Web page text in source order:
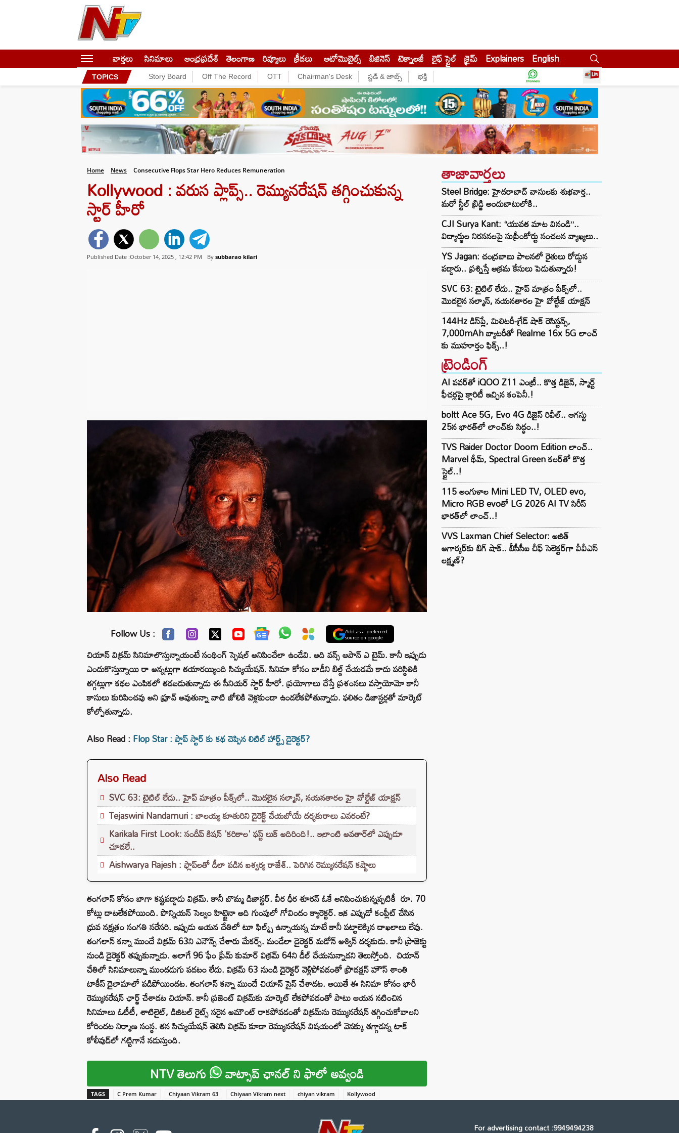
వార్తలు సినిమాలు ఆంధ్రప్రదేశ్ తెలంగాణ రివ్యూలు క్రీడలు ఆటోమొబైల్స్ బిజినెస్‌ టెక్నాలజీ లైఫ్ స్టైల్ క్రైమ్ Explainers English
TOPICS Story Board Off The Record OTT Chairman's Desk స్టడీ & జాబ్స్ భక్తి
Home News Consecutive Flops Star Hero Reduces Remuneration
Kollywood : వరుస ప్లాప్స్.. రెమ్యునరేషన్ తగ్గించుకున్న
స్టార్ హీరో
Published Date :October 14, 2025 , 12:42 PM By subbarao kilari
Follow Us : Add as a preferred
source on google
చియాన్ విక్రమ్ సినిమాలొస్తున్నాయంటే సంథింగ్ స్పెషల్ అనిపించేలా ఉండేవి. అది వన్స్ ఆపాన్ ఎ టైమ్. కానీ ఇప్పుడు
ఎందుకొస్తున్నాయి రా అన్నట్లుగా తయారయ్యింది సిచ్యుయేషన్. సినిమా కోసం బాడీని బిల్డ్ చేయడమే కాదు పరిస్థితికి
తగ్గట్లుగా కథల ఎంపికలో తడబడుతున్నాడు ఈ సీనియర్ స్టార్ హీరో. ప్రయోగాలు చేస్తే ప్రశంసలు వస్తాయోమో కానీ
కాసులు కురిపించవు అని ఫ్రూవ్ అవుతున్నా వాటి జోలికి వెళ్లకుండా ఉండలేకపోతున్నాడు. ఫలితం డిజాస్టర్లతో మార్కెట్
కోల్పోతున్నాడు.
Also Read : Flop Star : ప్లాప్ స్టార్ కు కథ చెప్పిన లిటిల్ హార్ట్స్ డైరెక్టర్?
Also Read
SVC 63: టైటిల్ లేదు.. హైప్ మాత్రం పీక్స్‌లో.. మొదలైన సల్మాన్, నయనతారల హై వోల్టేజ్ యాక్షన్
Tejaswini Nandamuri : బాలయ్య కూతురిని డైరెక్ట్ చేయబోయే దర్శకురాలు ఎవరంటే?
Karikala First Look: సందీప్ కిషన్ 'కరికాల' ఫస్ట్ లుక్ అదిరింది!.. ఇలాంటి అవతార్‌లో ఎప్పుడూ
చూడలే..
Aishwarya Rajesh : ఫ్లాప్‌లతో డీలా పడిన ఐశ్వర్య రాజేశ్.. పెరిగిన రెమ్యునరేషన్‌ కష్టాలు
తంగలాన్ కోసం బాగా కష్టపడ్డాడు విక్రమ్. కానీ బొమ్మ డిజాస్టర్. వీర ధీర శూరన్ ఓకే అనిపించుకున్నప్పటికీ రూ. 70
కోట్లు దాటలేకపోయింది. పొన్నియన్ సెల్వం హిట్టైనా అది గుంపులో గోవిందం క్యారెక్టర్. ఇక ఎప్పుడో కంప్లీట్ చేసిన
ధ్రువ నక్షత్రం సంగతి సరేసరి. ఇప్పుడు ఆయన చేతిలో టూ ఫిల్మ్స్ ఉన్నాయన్న మాటే కానీ పట్టాలెక్కిన దాఖలాలు లేవు.
తంగలాన్ కన్నా ముందే విక్రమ్ 63ని ఎనౌన్స్ చేశారు మేకర్స్. మండేలా డైరెక్టర్ మడోన్ అశ్విన్ దర్శకుడు. కానీ ప్రాజెక్టు
నుండి డైరెక్టర్ తప్పుకున్నాడు. అలాగే 96 ఫేం ప్రేమ్ కుమార్ విక్రమ్ 64ని డీల్ చేయనున్నాడని తెలుస్తోంది. చియాన్
చేతిలో సినిమాలున్నా ముందడుగు పడటం లేదు. విక్రమ్ 63 నుండి డైరెక్టర్ వెళ్లిపోవడంతో ప్రొడక్షన్ హౌస్ శాంతి
టాకీస్ డైలామాలో పడిపోయిందట. తంగలాన్ కన్నా ముందే చియాన్ సైన్ చేశాడట. అయితే ఈ సినిమా కోసం భారీ
రెమ్యునరేషన్ ఛార్జ్ చేశాడట చియాన్. కానీ ప్రజెంట్ విక్రమ్‌కు మార్కెట్ లేకపోవడంతో పాటు ఆయన నటించిన
సినిమాలు ఓటీటీ, శాటిలైట్, డిజిటల్ రైట్స్ సరైన అమౌంట్ రాకపోవడంతో విక్రమ్‌ను రెమ్యునరేషన్ తగ్గించుకోవాలని
కోరిందట నిర్మాణ సంస్థ. తన సిచ్యుయేషన్ తెలిసి విక్రమ్ కూడా రెమ్యునరేషన్ విషయంలో వెనక్కు తగ్గాడన్న టాక్
కోలీవుడ్‌లో గట్టిగానే నడుస్తుంది.
NTV తెలుగు వాట్సాప్ ఛానల్ ని ఫాలో అవ్వండి
TAGS C Prem Kumar Chiyaan Vikram 63 Chiyaan Vikram next chiyan vikram Kollywood
తాజావార్తలు
Steel Bridge: హైదరాబాద్ వాసులకు శుభవార్త..
మరో స్టీల్ బ్రిడ్జి అందుబాటులోకి..
CJI Surya Kant: “యువత మాట వినండి”..
విద్యార్థుల నిరసనలపై సుప్రీంకోర్టు సంచలన వ్యాఖ్యలు..
YS Jagan: చంద్రబాబు పాలనలో రైతులు రోడ్డున
పడ్డారు.. ప్రశ్నిస్తే అక్రమ కేసులు పెడుతున్నారు!
SVC 63: టైటిల్ లేదు.. హైప్ మాత్రం పీక్స్‌లో..
మొదలైన సల్మాన్, నయనతారల హై వోల్టేజ్ యాక్షన్
144Hz డిస్‌ప్లే, మిలిటరీ-గ్రేడ్ షాక్ రెసిస్టన్స్,
7,000mAh బ్యాటరీతో Realme 16x 5G లాంచ్
కు ముహూర్తం ఫిక్స్..!
ట్రెండింగ్‌
AI పవర్‌తో iQOO Z11 ఎంట్రీ.. కొత్త డిజైన్, స్మార్ట్
ఫీచర్లపై క్లారిటీ ఇచ్చిన కంపెనీ.!
boltt Ace 5G, Evo 4G డిజైన్ రివీల్.. ఆగస్టు
25న భారత్‌లో లాంచ్‌కు సిద్ధం..!
TVS Raider Doctor Doom Edition లాంచ్..
Marvel థీమ్, Spectral Green కలర్‌తో కొత్త
స్టైల్..!
115 అంగుళాల Mini LED TV, OLED evo,
Micro RGB evoతో LG 2026 AI TV సిరీస్
భారత్‌లో లాంచ్..!
VVS Laxman Chief Selector: అజిత్
అగార్కర్‌కు బిగ్ షాక్.. బీసీసీఐ చీఫ్ సెలెక్టర్‌గా వీవీఎస్
లక్ష్మణ్?
For advertising contact :9949494238